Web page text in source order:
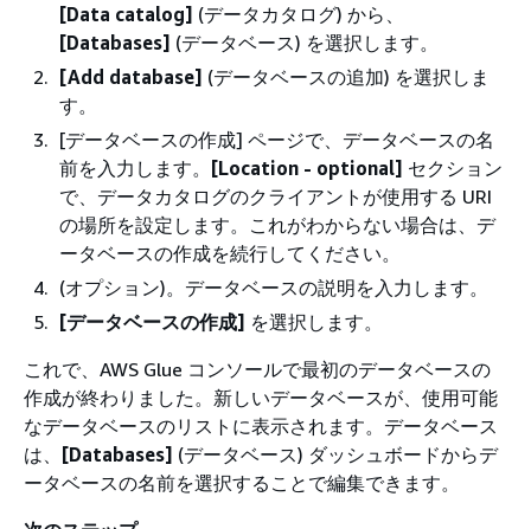
[Data catalog] (データカタログ) から、
[Databases] (データベース) を選択します。
[Add database] (データベースの追加) を選択しま
す。
[データベースの作成] ページで、データベースの名
前を入力します。
[Location - optional] セクション
で、データカタログのクライアントが使用する URI
の場所を設定します。これがわからない場合は、デ
ータベースの作成を続行してください。
(オプション)。データベースの説明を入力します。
[データベースの作成] を選択します。
これで、AWS Glue コンソールで最初のデータベースの
作成が終わりました。新しいデータベースが、使用可能
なデータベースのリストに表示されます。データベース
は、
[Databases] (データベース) ダッシュボードからデ
ータベースの名前を選択することで編集できます。